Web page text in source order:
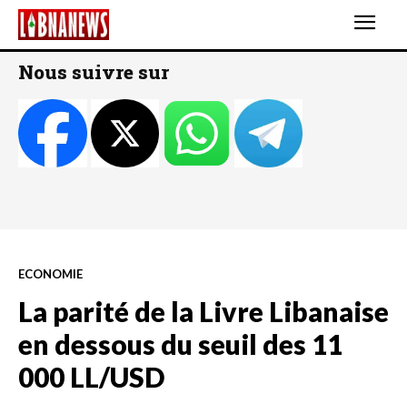
Nous suivre sur
ECONOMIE
La parité de la Livre Libanaise
en dessous du seuil des 11
000 LL/USD